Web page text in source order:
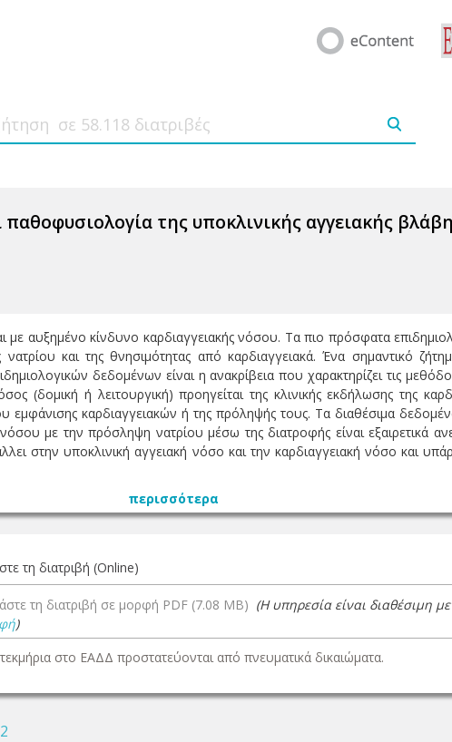
της υποκλινικής αγγειακής
με αυξημένο κίνδυνο καρδιαγγειακής νόσου. Τα πιο πρόσφατα
και της θνησιμότητας από καρδιαγγειακά. Ένα σημαντικό
δεδομένων είναι η ανακρίβεια που χαρακτηρίζει τις
(δομική ή λειτουργική) προηγείται της κλινικής εκδήλωσης της
εμφάνισης καρδιαγγειακών ή της πρόληψής τους. Τα διαθέσιμα
με την πρόσληψη νατρίου μέσω της διατροφής είναι εξαιρετικά
στην υποκλινική αγγειακή νόσο και την καρδιαγγειακή νόσο και
περισσότερα
τη διατριβή (Online)
τη διατριβή σε μορφή PDF (7.08 MB) (Η υπηρεσία είναι διαθέσιμη
)
στο ΕΑΔΔ προστατεύονται από πνευματικά δικαιώματα.